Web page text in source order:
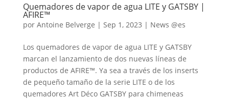
Quemadores de vapor de agua LITE y GATSBY |
AFIRE™
por Antoine Belverge | Sep 1, 2023 | News @es
Los quemadores de vapor de agua LITE y GATSBY
marcan el lanzamiento de dos nuevas líneas de
productos de AFIRE™. Ya sea a través de los inserts
de pequeño tamaño de la serie LITE o de los
quemadores Art Déco GATSBY para chimeneas